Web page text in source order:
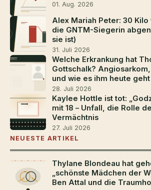
01. Aug. 2026
Alex Mariah Peter: 30 Kilo
die GNTM-Siegerin
sie ist)
31. Juli 2026
Welche Erkrankung hat
Gottschalk?
und wie es ihm heute geht
28. Juli 2026
Kaylee Hottle ist tot:
mit 18 – Unfall, die Rolle
Vermächtnis
27. Juli 2026
NEUESTE ARTIKEL
Thylane Blondeau hat
„schönste Mädchen der
Ben Attal und die